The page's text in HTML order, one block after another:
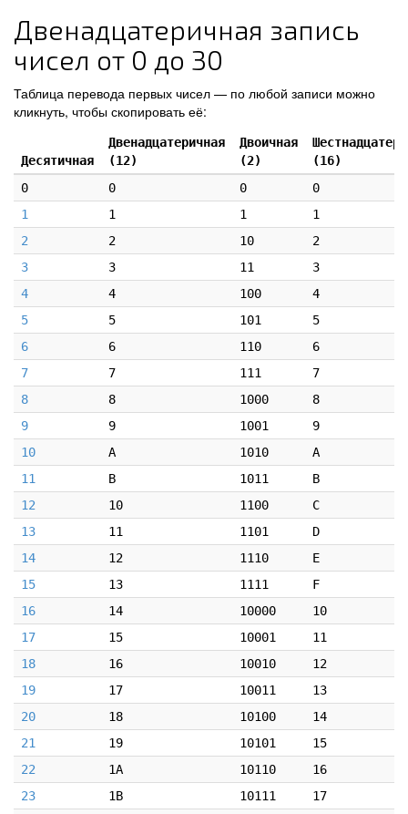
Двенадцатеричная запись
чисел от 0 до 30
Таблица перевода первых чисел — по любой записи можно
кликнуть, чтобы скопировать её:
Десятичная
Двенадцатеричная
(12)
Двоичная
(2)
(16)
0
0 0
0
1
1 1
1
2
2 10
2
3
3 11
3
4
4 100
4
5
5 101
5
6
6 110
6
7
7 111
7
8
8 1000
8
9
9 1001
9
10
A 1010
A
11
B 1011
B
12
10 1100
C
13
11 1101
D
14
12 1110
E
15
13 1111
F
16
14 10000
10
17
15 10001
11
18
16 10010
12
19
17 10011
13
20
18 10100
14
21
19 10101
15
22
1A 10110
16
23
1B 10111
17